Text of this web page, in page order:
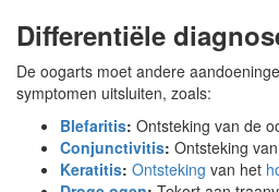
Differentiële
De oogarts moet andere
symptomen uitsluiten, zoals:
Blefaritis: Ontsteking van de
Conjunctivitis: Ontsteking
Keratitis: Ontsteking van het